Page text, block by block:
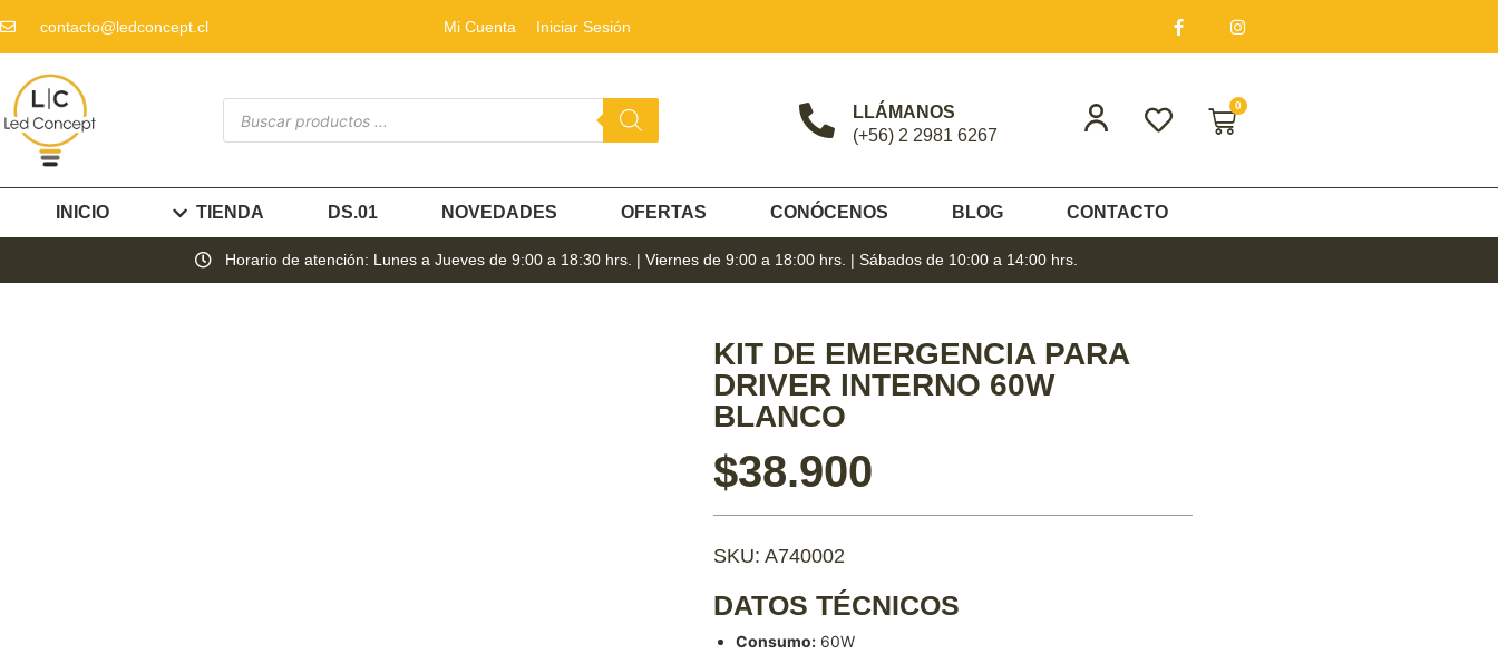
contacto@ledconcept.cl Mi Cuenta Iniciar Sesión
LLÁMANOS
(+56) 2 2981 6267
0
INICIO TIENDA DS.01 NOVEDADES OFERTAS CONÓCENOS BLOG CONTACTO
Horario de atención: Lunes a Jueves de 9:00 a 18:30 hrs. | Viernes de 9:00 a 18:00 hrs. | Sábados de 10:00 a 14:00 hrs.
KIT DE EMERGENCIA PARA
DRIVER INTERNO 60W
BLANCO
$38.900
SKU: A740002
DATOS TÉCNICOS
Consumo: 60W